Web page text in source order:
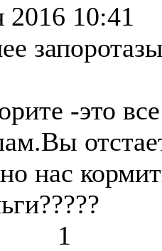
2016 10:41
-это
нас
1